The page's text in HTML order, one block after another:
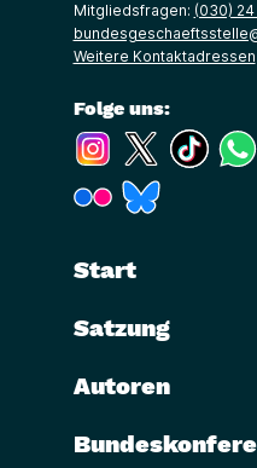
Mitgliedsfragen: (030)
Weitere Kontaktadressen
Folge uns:
(Link öffnet ein
(Link öffnet
(Link öffnet ein
Start
Satzung
Autoren